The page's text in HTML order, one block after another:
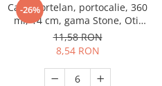
-26%
Cana portelan, portocalie, 360
ml, 14 cm, gama Stone, Oti,
191683P
11,58 RON
8,54 RON